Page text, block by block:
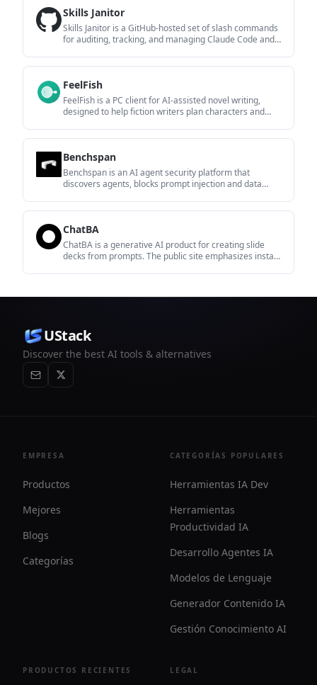
Skills Janitor
Skills Janitor is a GitHub-hosted set of slash commands
for auditing, tracking, and managing Claude Code and
FeelFish
FeelFish is a PC client for AI-assisted novel writing,
designed to help fiction writers plan characters and
Benchspan
Benchspan is an AI agent security platform that
discovers agents, blocks prompt injection and data
ChatBA
ChatBA is a generative AI product for creating slide
decks from prompts. The public site emphasizes instant
UStack
Discover the best AI tools & alternatives
EMPRESA
Productos
Mejores
Blogs
Categorías
CATEGORÍAS POPULARES
Herramientas IA Dev
Herramientas
Productividad IA
Desarrollo Agentes IA
Modelos de Lenguaje
Generador Contenido IA
Gestión Conocimiento AI
PRODUCTOS RECIENTES LEGAL